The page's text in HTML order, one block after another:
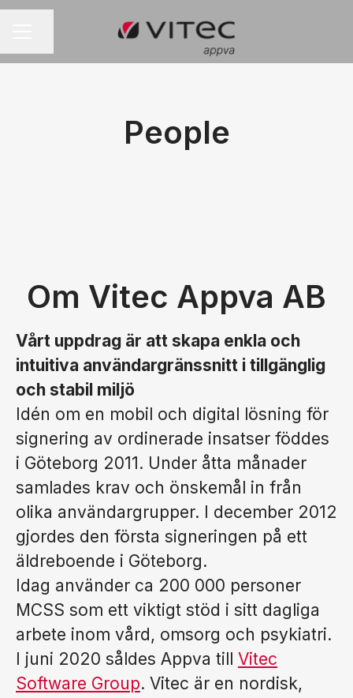
People
Om Vitec Appva AB
Vårt uppdrag är att skapa enkla och
intuitiva användargränssnitt i tillgänglig
och stabil miljö
Idén om en mobil och digital lösning för
signering av ordinerade insatser föddes
i Göteborg 2011. Under åtta månader
samlades krav och önskemål in från
olika användargrupper. I december 2012
gjordes den första signeringen på ett
äldreboende i Göteborg.
Idag använder ca 200 000 personer
MCSS som ett viktigt stöd i sitt dagliga
arbete inom vård, omsorg och psykiatri.
I juni 2020 såldes Appva till Vitec
Software Group. Vitec är en nordisk,